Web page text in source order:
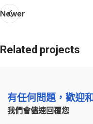
Newer
Related projects
A lacus bibendum
有任何問題，歡迎
我們會儘速回覆您